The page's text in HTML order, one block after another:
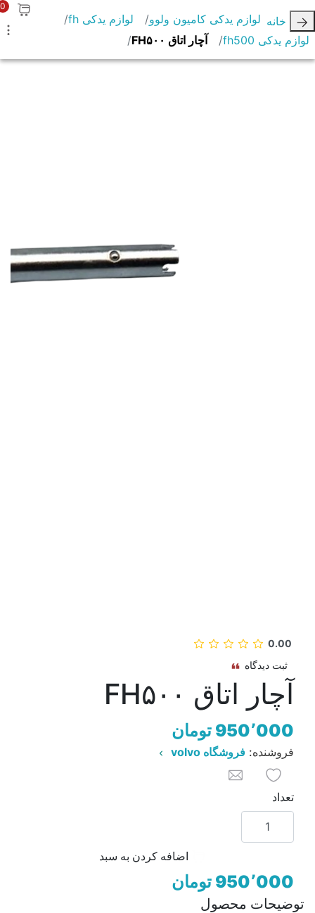
خانه لوازم یدکی کامیون ولوو
لوازم یدکی fh
لوازم یدکی fh500
آچار اتاق FH۵۰۰
0
0.00
ثبت دیدگاه
آچار اتاق FH۵۰۰
950٬000 تومان
فروشنده: فروشگاه volvo
به لیست علاقه مندی ها اضافه کنید
برای یک دوست ایمیل کنید
تعداد
اضافه کردن به سبد
950٬000 تومان
توضیحات محصول